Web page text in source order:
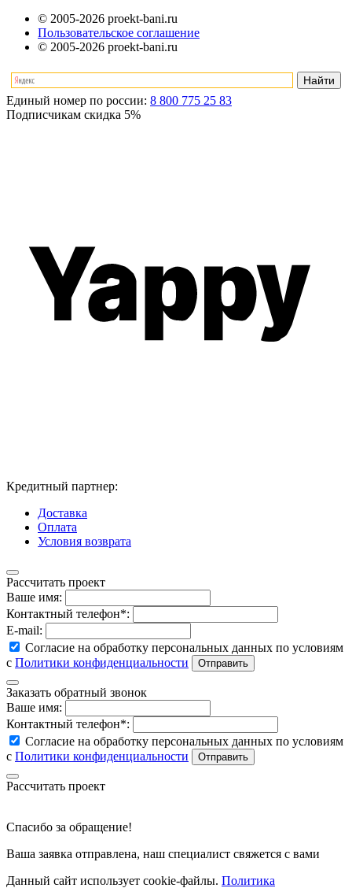
© 2005-2026 proekt-bani.ru
Пользовательское соглашение
© 2005-2026 proekt-bani.ru
Единый номер по россии: 8 800 775 25 83
Подписчикам скидка 5%
Кредитный партнер:
Доставка
Оплата
Условия возврата
Рассчитать проект
Ваше имя:
Контактный телефон*:
E-mail:
Согласие на обработку персональных данных по условиям
с Политики конфиденциальности
Заказать обратный звонок
Ваше имя:
Контактный телефон*:
Согласие на обработку персональных данных по условиям
с Политики конфиденциальности
Рассчитать проект
Спасибо за обращение!
Ваша заявка отправлена, наш специалист свяжется с вами
Данный сайт использует cookie-файлы. Политика